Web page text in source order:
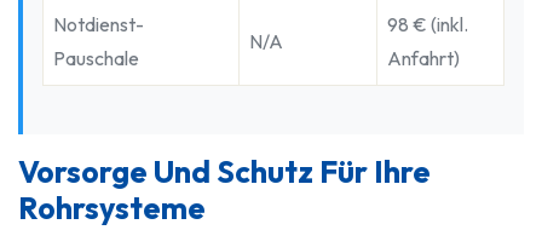
Notdienst-
Pauschale
N/A
98 € (inkl.
Anfahrt)
Vorsorge Und Schutz Für Ihre
Rohrsysteme